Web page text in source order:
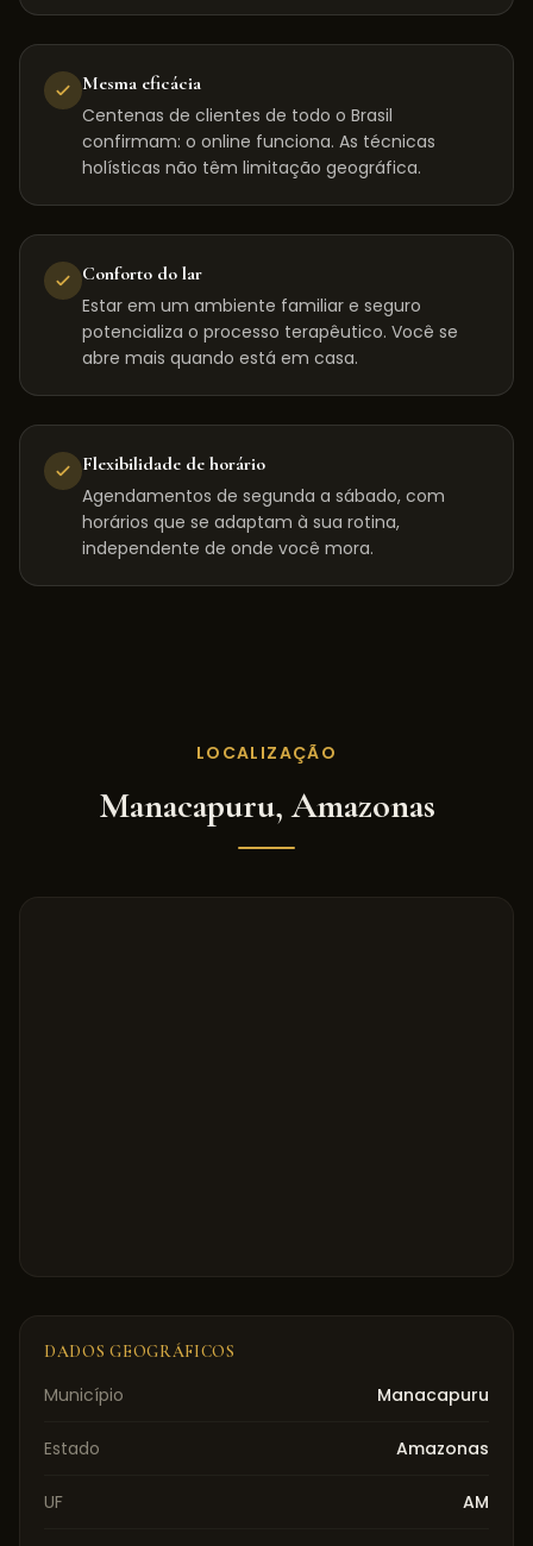
Mesma eficácia
Centenas de clientes de todo o Brasil
confirmam: o online funciona. As técnicas
holísticas não têm limitação geográfica.
Conforto do lar
Estar em um ambiente familiar e seguro
potencializa o processo terapêutico. Você se
abre mais quando está em casa.
Flexibilidade de horário
Agendamentos de segunda a sábado, com
horários que se adaptam à sua rotina,
independente de onde você mora.
LOCALIZAÇÃO
Manacapuru,Amazonas
DADOS GEOGRÁFICOS
Município Manacapuru
Estado Amazonas
UF AM